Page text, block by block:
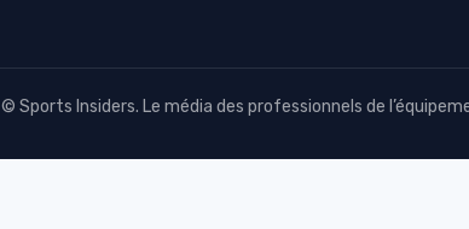
© Sports Insiders. Le média des professionnels de